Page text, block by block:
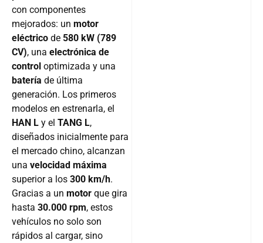
con componentes
mejorados: un motor
eléctrico de 580 kW (789
CV), una electrónica de
control optimizada y una
batería de última
generación. Los primeros
modelos en estrenarla, el
HAN L y el TANG L,
diseñados inicialmente para
el mercado chino, alcanzan
una velocidad máxima
superior a los 300 km/h.
Gracias a un motor que gira
hasta 30.000 rpm, estos
vehículos no solo son
rápidos al cargar, sino